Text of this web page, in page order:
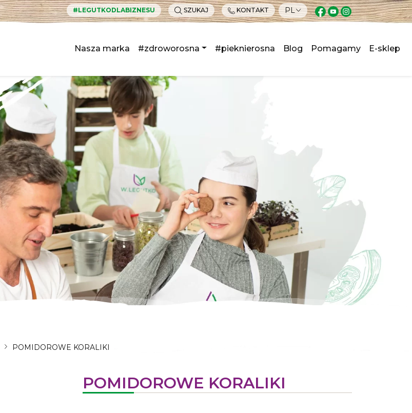
#LEGUTKODLABIZNESU SZUKAJ KONTAKT PL
Nasza marka #zdroworosna #pieknierosna Blog Pomagamy E-sklep
POMIDOROWE KORALIKI
POMIDOROWE KORALIKI